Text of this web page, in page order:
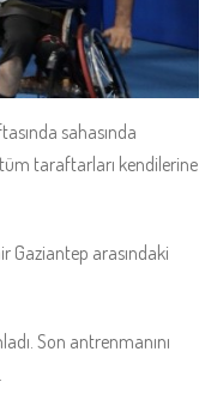
sahasında
tüm taraftarları kendilerine
Gaziantep arasındaki
Son antrenmanını